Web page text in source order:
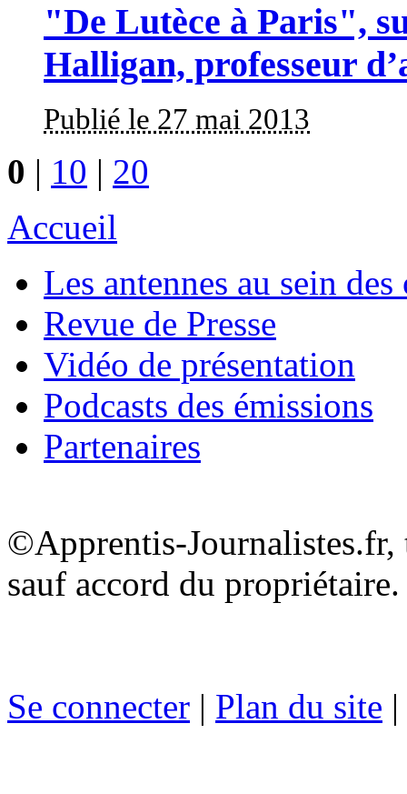
"De Lutèce à Paris",
Halligan, professeur
Publié le 27 mai 2013
0 | 10 | 20
Accueil
Les antennes au sein des
Revue de Presse
Vidéo de présentation
Podcasts des émissions
Partenaires
©Apprentis-
sauf accord du propriétaire.
Se connecter | Plan du site |